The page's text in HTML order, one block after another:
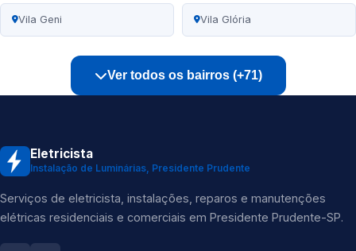
Vila Geni Vila Glória
Ver todos os bairros (+71)
Eletricista
Instalação de Luminárias, Presidente Prudente
Serviços de eletricista, instalações, reparos e manutenções
elétricas residenciais e comerciais em Presidente Prudente-SP.